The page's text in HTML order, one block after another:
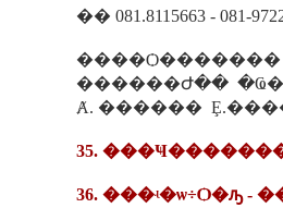
�� 081.8115663 - 081-
����Ѻ�������
Ⱥ. ������
35.
36. ���ʵ�ѡ÷Ѻ�ԡ -